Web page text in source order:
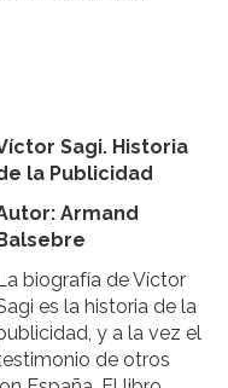
Sagi. Historia
la Publicidad
Armand
biografía de Víctor
es la historia de la
y a la vez el
de otros